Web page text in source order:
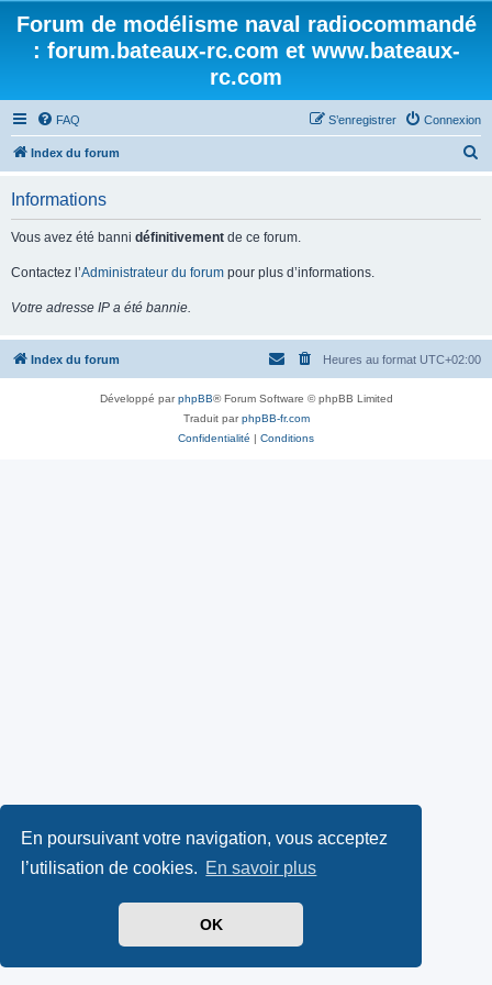
En poursuivant votre navigation, vous acceptez
l’utilisation de cookies. En savoir plus
OK
Forum de modélisme naval radiocommandé
: forum.bateaux-rc.com et www.bateaux-
rc.com
FAQ Connexion
S’enregistrer
Index du forum
e
Informations
Vous avez été banni définitivement de ce forum.
Contactez l’Administrateur du forum pour plus d’informations.
Votre adresse IP a été bannie.
Index du forum Heures au format UTC+02:00
Développé parphpBB® Forum Software © phpBB Limited
Traduit parphpBB-fr.com
Confidentialité | Conditions